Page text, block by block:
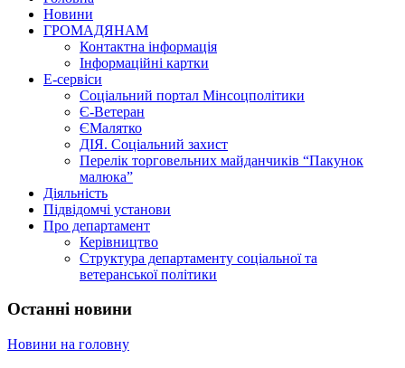
Новини
ГРОМАДЯНАМ
Контактна інформація
Інформаційні картки
Е-сервіси
Соціальний портал Мінсоцполітики
Є-Ветеран
ЄМалятко
ДІЯ. Соціальний захист
Перелік торговельних майданчиків “Пакунок
малюка”
Діяльність
Підвідомчі установи
Про департамент
Керівництво
Структура департаменту соціальної та
ветеранської політики
Останні новини
Новини на головну